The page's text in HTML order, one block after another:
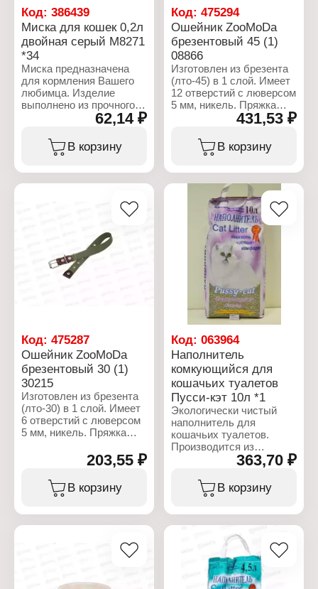
Линейка: Милка
Объем: 250 мл
Код: 386439
Миска для кошек 0,2л
двойная серый М8271
*34
Миска предназначена
для кормления Вашего
любимца. Изделие
выполнено из прочного
качественного пищевого
пластика. Материал
абсолютно безопасен
для здоровья животного.
для удобного приема
пищи. Двойная форма
разных корма в каждое
отделение. Миска легко
моется, рассчитана на
длительное и активное
Альтернатива
Артикул: М8271
Серия: "ALTA"
Тип товара: Миска
Назначение: для кошек
Особенность: двойная
Объем: 0,2 л
Материал: пластик
Цвет: серый
(ДхШхВ): 230х125х61 мм
62,14 ₽
В корзину
Код:475294
Ошейник ZooMoDa
брезентовый 45 (1)
08866
Изготовлен из брезента
(лто-45) в 1 слой. Имеет
12 отверстий с люверсом
5 мм, никель. Пряжка
крепится натуральной
Склепанный 4 клепками.
На конце ошейника
Характеристики:
Торговая марка:
ZooMoDa
Артикул: 8866
Тип товара: Ошейник
Размер ошейника: 45 мм
х 79 см
Пряжка (размер,
материал): 45 мм, никель
Полукольцо (размер,
материал): 45 мм, никель
Шлевка (размер,
материал): 45 мм, никель
Обхват шеи: от 58 см до
73 см
Материал: брезентовая
стропа
431,53 ₽
В корзину
Код: 475287
Ошейник ZooMoDa
брезентовый 30 (1)
30215
Изготовлен из брезента
(лто-30) в 1 слой. Имеет
6 отверстий с люверсом
5 мм, никель. Пряжка
кожей 3,1-3,5 мм.
Склепанный 2 клепками.
На конце ошейника
крепится наконечник30
Характеристики:
203,55 ₽
В корзину
Код:063964
Наполнитель
комкующийся для
кошачьих туалетов
Пусси-кэт 10л *1
Экологически чистый
наполнитель для
кошачьих туалетов.
Производится из
уральской бентонитовой
глины. Применяется как
наполнитель для
кошачьих туалетов и
Исходные природные
минеральные
составляющие,
прошедшие
специальную
363,70 ₽
В корзину